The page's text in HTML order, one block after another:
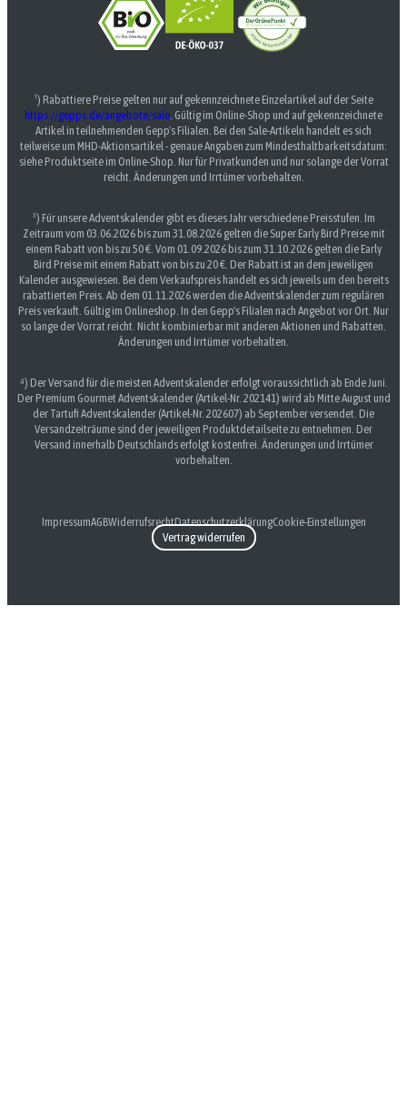
¹) Rabattiere Preise gelten nur auf gekennzeichnete Einzelartikel auf der Seite
https://gepps.de/angebote/sale . Gültig im Online-Shop und auf gekennzeichnete
Artikel in teilnehmenden Gepp's Filialen. Bei den Sale-Artikeln handelt es sich
teilweise um MHD-Aktionsartikel - genaue Angaben zum Mindesthaltbarkeitsdatum:
siehe Produktseite im Online-Shop. Nur für Privatkunden und nur solange der Vorrat
reicht. Änderungen und Irrtümer vorbehalten.
³) Für unsere Adventskalender gibt es dieses Jahr verschiedene Preisstufen. Im
Zeitraum vom 03.06.2026 bis zum 31.08.2026 gelten die Super Early Bird Preise mit
einem Rabatt von bis zu 50 €. Vom 01.09.2026 bis zum 31.10.2026 gelten die Early
Bird Preise mit einem Rabatt von bis zu 20 €. Der Rabatt ist an dem jeweiligen
Kalender ausgewiesen. Bei dem Verkaufspreis handelt es sich jeweils um den bereits
rabattierten Preis. Ab dem 01.11.2026 werden die Adventskalender zum regulären
Preis verkauft. Gültig im Onlineshop. In den Gepp's Filialen nach Angebot vor Ort. Nur
so lange der Vorrat reicht. Nicht kombinierbar mit anderen Aktionen und Rabatten.
Änderungen und Irrtümer vorbehalten.
⁴) Der Versand für die meisten Adventskalender erfolgt voraussichtlich ab Ende Juni.
Der Premium Gourmet Adventskalender (Artikel-Nr. 202141) wird ab Mitte August und
der Tartufi Adventskalender (Artikel-Nr. 202607) ab September versendet. Die
Versandzeiträume sind der jeweiligen Produktdetailseite zu entnehmen. Der
Versand innerhalb Deutschlands erfolgt kostenfrei. Änderungen und Irrtümer
vorbehalten.
ImpressumAGBWiderrufsrechtDatenschutzerklärungCookie-Einstellungen
Vertrag widerrufen